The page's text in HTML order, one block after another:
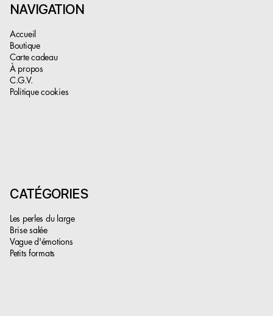
NAVIGATION
Accueil
Boutique
Carte cadeau
À propos
C.G.V.
Politique cookies
CATÉGORIES
Les perles du large
Brise salée
Vague d'émotions
Petits formats